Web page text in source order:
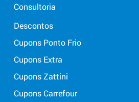
Consultoria
Descontos
Cupons Ponto Frio
Cupons Extra
Cupons Zattini
Cupons Carrefour